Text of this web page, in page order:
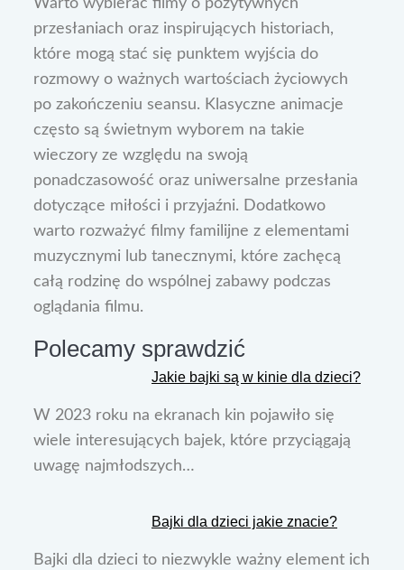
Warto wybierać filmy o pozytywnych
przesłaniach oraz inspirujących historiach,
które mogą stać się punktem wyjścia do
rozmowy o ważnych wartościach życiowych
po zakończeniu seansu. Klasyczne animacje
często są świetnym wyborem na takie
wieczory ze względu na swoją
ponadczasowość oraz uniwersalne przesłania
dotyczące miłości i przyjaźni. Dodatkowo
warto rozważyć filmy familijne z elementami
muzycznymi lub tanecznymi, które zachęcą
całą rodzinę do wspólnej zabawy podczas
oglądania filmu.
Polecamy sprawdzić
Jakie bajki są w kinie dla dzieci?
W 2023 roku na ekranach kin pojawiło się
wiele interesujących bajek, które przyciągają
uwagę najmłodszych…
Bajki dla dzieci jakie znacie?
Bajki dla dzieci to niezwykle ważny element ich